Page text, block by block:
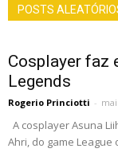
POSTS
Cosplayer faz
Legends
Rogerio Princiotti -
A cosplayer Asuna
Ahri, do game League